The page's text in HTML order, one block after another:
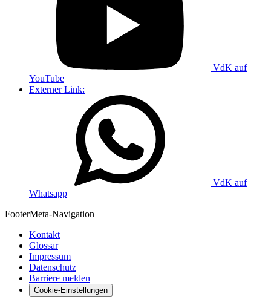
VdK auf
YouTube
Externer Link:
VdK auf
Whatsapp
FooterMeta-Navigation
Kontakt
Glossar
Impressum
Datenschutz
Barriere melden
Cookie-Einstellungen